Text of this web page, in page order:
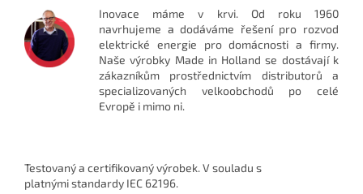
Inovace máme v krvi. Od roku 1960
navrhujeme a dodáváme řešení pro rozvod
elektrické energie pro domácnosti a firmy.
Naše výrobky Made in Holland se dostávají k
zákazníkům prostřednictvím distributorů a
specializovaných velkoobchodů po celé
Evropě i mimo ni.
Testovaný a certifikovaný výrobek.V souladu s
platnýmistandardy IEC 62196.